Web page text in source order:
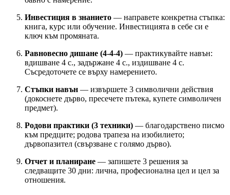
Инвестиция в знанието — направете конкретна стъпка:
книга, курс или обучение. Инвестицията в себе си е
ключ към промяната.
Равновесно дишане (4-4-4) — практикувайте навън:
вдишване 4 с., задържане 4 с., издишване 4 с.
Съсредоточете се върху намерението.
Стъпки навън — извършете 3 символични действия
(докоснете дърво, пресечете пътека, купете символичен
предмет).
Родови практики (3 техники) — благодарствено писмо
към предците; родова трапеза на изобилието;
дървопазител (свързване с голямо дърво).
Отчет и планиране — запишете 3 решения за
следващите 30 дни: лична, професионална цел и цел за
отношения.